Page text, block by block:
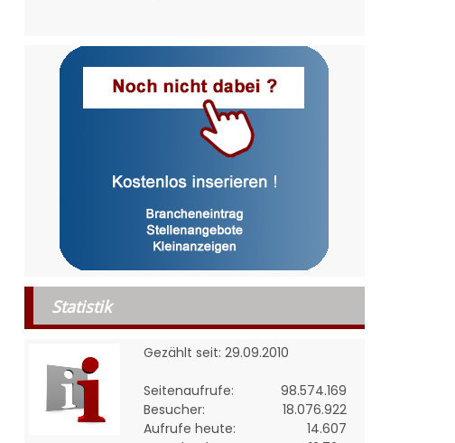
Statistik
Gezählt seit: 29.09.2010
Seitenaufrufe:
98.574.169
Besucher:
18.076.922
Aufrufe heute:
14.607